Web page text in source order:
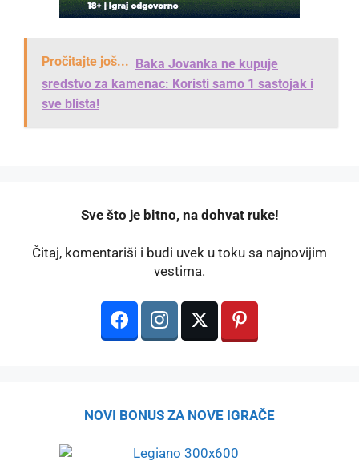
Pročitajte još...
Baka Jovanka ne kupuje
sredstvo za kamenac: Koristi samo 1 sastojak i
sve blista!
️Sve što je bitno, na dohvat ruke!
Čitaj, komentariši i budi uvek u toku sa najnovijim
vestima.
NOVI BONUS ZA NOVE IGRAČE